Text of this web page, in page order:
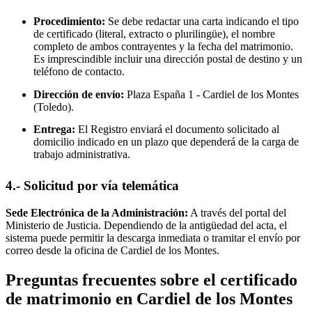
Procedimiento: Se debe redactar una carta indicando el tipo
de certificado (literal, extracto o plurilingüe), el nombre
completo de ambos contrayentes y la fecha del matrimonio.
Es imprescindible incluir una dirección postal de destino y un
teléfono de contacto.
Dirección de envío: Plaza España 1 - Cardiel de los Montes
(Toledo).
Entrega: El Registro enviará el documento solicitado al
domicilio indicado en un plazo que dependerá de la carga de
trabajo administrativa.
4.- Solicitud por vía telemática
Sede Electrónica de la Administración: A través del portal del
Ministerio de Justicia. Dependiendo de la antigüedad del acta, el
sistema puede permitir la descarga inmediata o tramitar el envío por
correo desde la oficina de Cardiel de los Montes.
Preguntas frecuentes sobre el certificado
de matrimonio en Cardiel de los Montes